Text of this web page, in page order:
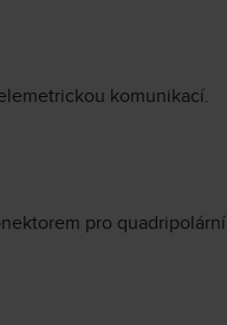
komunikací.
pro quadripolární